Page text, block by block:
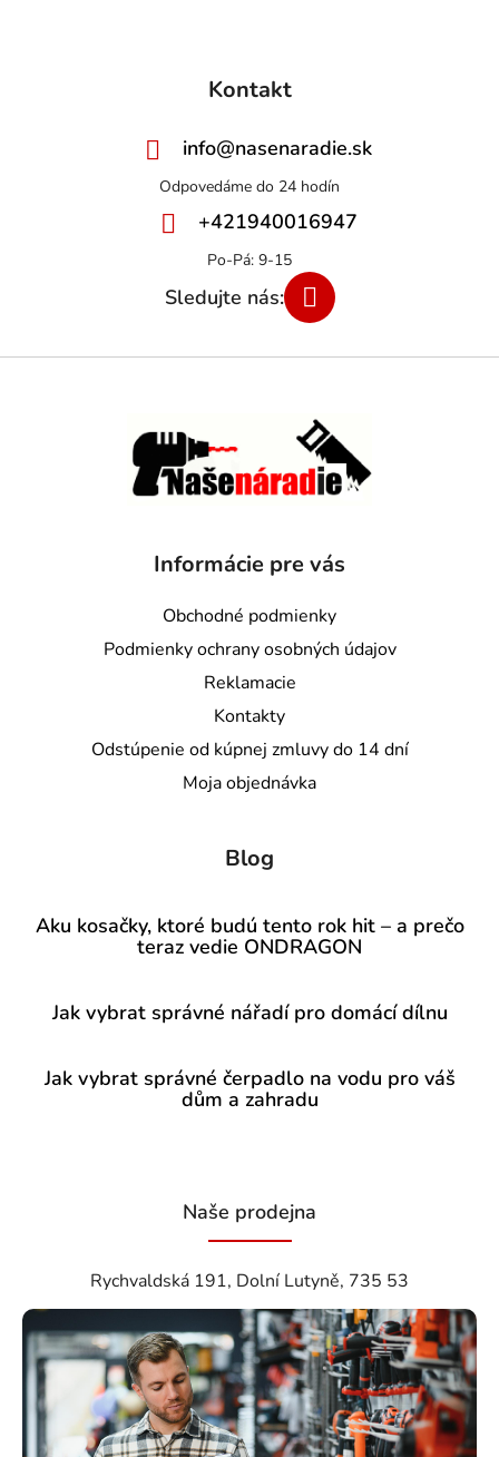
Kontakt
info@nasenaradie.sk
+421940016947
Informácie pre vás
Obchodné podmienky
Podmienky ochrany osobných údajov
Reklamacie
Kontakty
Odstúpenie od kúpnej zmluvy do 14 dní
Moja objednávka
Blog
Aku kosačky, ktoré budú tento rok hit – a prečo
teraz vedie ONDRAGON
Jak vybrat správné nářadí pro domácí dílnu
Jak vybrat správné čerpadlo na vodu pro váš
dům a zahradu
Naše prodejna
Rychvaldská 191, Dolní Lutyně, 735 53